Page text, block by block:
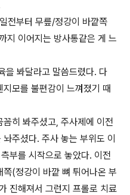
전부터 무릎/정강이 바깥쪽
지 이어지는 방사통같은 게 느
을 봐달라고 말씀드렸다. 다
모를 불편감이 느껴졌기 때
히 봐주셨고, 주사제에 이전
주셨다. 주사 놓는 부위도 이
부를 시작으로 놓았다. 이전
(정강이 바깥 뼈 튀어나온 부
진해져서 그런지 프롤로 치료